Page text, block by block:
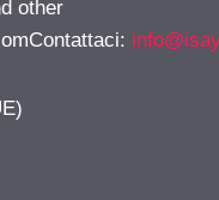
other
: